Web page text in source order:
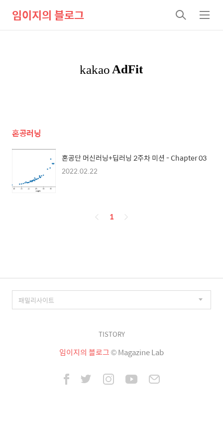
임이지의 블로그
검
색
메
뉴
혼공러닝
혼공단 머신러닝+딥러닝 2주차 미션 - Chapter 03
2022.02.22
페
1
TISTORY
임이지의 블로그© Magazine Lab